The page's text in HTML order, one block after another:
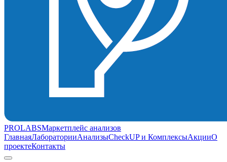
PROLABSМаркетплейс анализов
ГлавнаяЛабораторииАнализыCheckUP и КомплексыАкцииО
проектеКонтакты